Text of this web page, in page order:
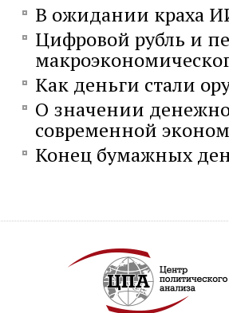
В ожидании краха
Цифровой рубль и
Как деньги стали
О значении
современной
Конец бумажных